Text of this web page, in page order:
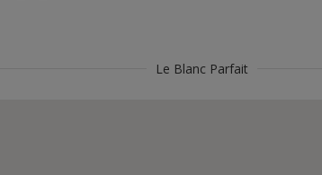
Le Blanc Parfait